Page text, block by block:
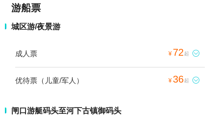
游船票
城区游/夜景游
成人票 ¥ 72 起 
优待票（儿童/军人） ¥36起 
闸口游艇码头至河下古镇御码头